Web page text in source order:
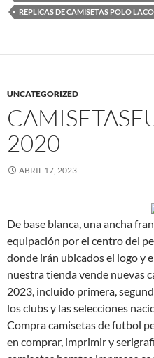
REPLICAS DE CAMISETAS POLO
UNCATEGORIZED
2020
ABRIL 17, 2023
De base blanca, una ancha
equipación por el centro del
donde irán ubicados el logo y
nuestra tienda vende nuevas
2023, incluido primera,
los clubs y las selecciones
Compra camisetas de futbol
en comprar, imprimir y